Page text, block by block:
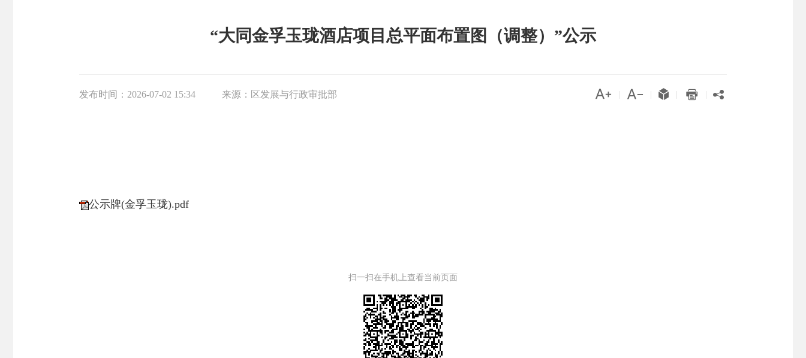
“大同金孚玉珑酒店项目总平面布置图（调整）”公示
发布时间： 2026-07-02 15:34 来源： 区发展与行政审批部     
公示牌(金孚玉珑).pdf
扫一扫在手机上查看当前页面